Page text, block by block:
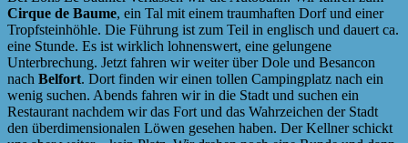
Cirque de Baume, ein Tal mit einem traumhaften Dorf und einer
Tropfsteinhöhle. Die Führung ist zum Teil in englisch und dauert ca.
eine Stunde. Es ist wirklich lohnenswert, eine gelungene
Unterbrechung. Jetzt fahren wir weiter über Dole und Besancon
nach Belfort. Dort finden wir einen tollen Campingplatz nach ein
wenig suchen. Abends fahren wir in die Stadt und suchen ein
Restaurant nachdem wir das Fort und das Wahrzeichen der Stadt
den überdimensionalen Löwen gesehen haben. Der Kellner schickt